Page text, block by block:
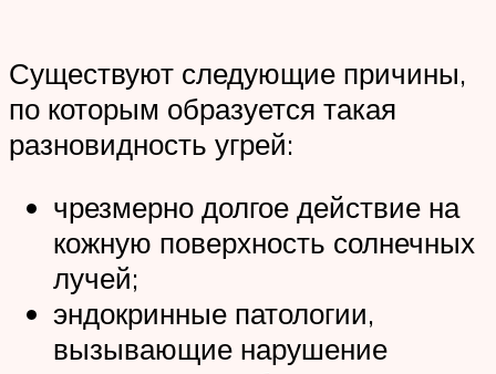
Существуют следующие причины,
по которым образуется такая
разновидность угрей:
чрезмерно долгое действие на
кожную поверхность солнечных
лучей;
эндокринные патологии,
вызывающие нарушение